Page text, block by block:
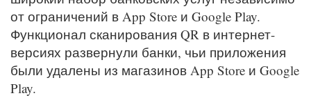
от ограничений в App Store и Google Play.
Функционал сканирования QR в интернет-
версиях развернули банки, чьи приложения
были удалены из магазинов App Store и Google
Play.